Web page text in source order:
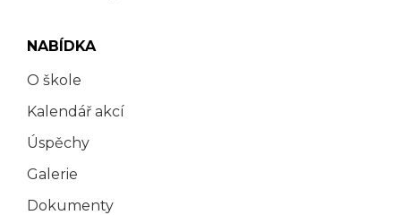
NABÍDKA
O škole
Kalendář akcí
Úspěchy
Galerie
Dokumenty